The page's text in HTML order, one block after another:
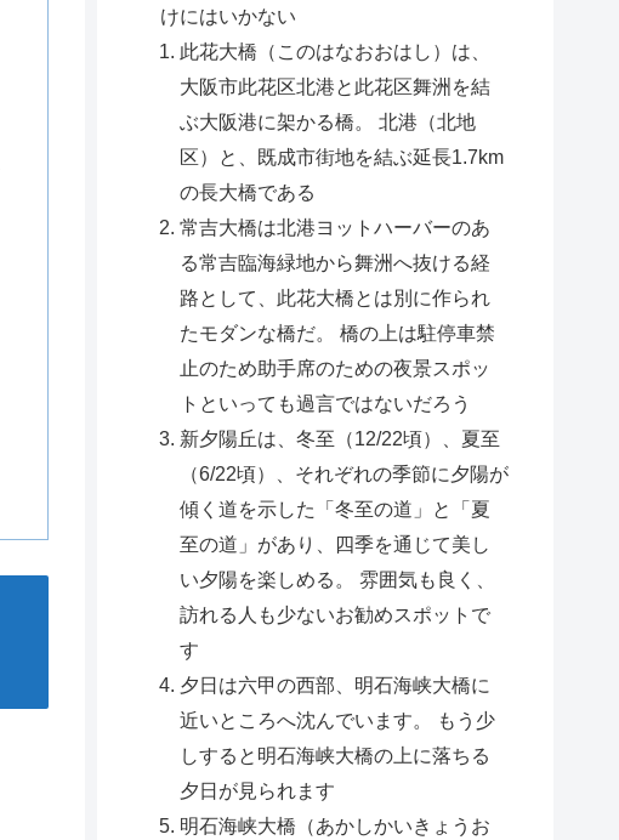
けにはいかない
此花大橋（このはなおおはし）は、
大阪市此花区北港と此花区舞洲を結
ぶ大阪港に架かる橋。 北港（北地
区）と、既成市街地を結ぶ延長1.7km
の長大橋である
常吉大橋は北港ヨットハーバーのあ
る常吉臨海緑地から舞洲へ抜ける経
路として、此花大橋とは別に作られ
たモダンな橋だ。 橋の上は駐停車禁
止のため助手席のための夜景スポッ
トといっても過言ではないだろう
新夕陽丘は、冬至（12/22頃）、夏至
（6/22頃）、それぞれの季節に夕陽が
傾く道を示した「冬至の道」と「夏
至の道」があり、四季を通じて美し
い夕陽を楽しめる。 雰囲気も良く、
訪れる人も少ないお勧めスポットで
す
夕日は六甲の西部、明石海峡大橋に
近いところへ沈んでいます。 もう少
しすると明石海峡大橋の上に落ちる
夕日が見られます
明石海峡大橋（あかしかいきょうお